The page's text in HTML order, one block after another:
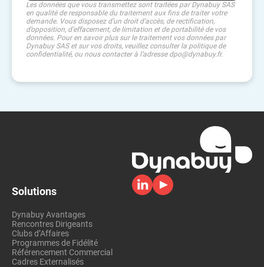
Les données que vous transmettez sont traitées par Dynabuy SAS
en qualité de responsable du traitement aux fins de traiter votre
demande. Vous disposez d’un droit d’accès, de rectification,
d’opposition, d’effacement, de limitation et de portabilité de vos
données. Pour en savoir plus sur le traitement vos données par
Dynabuy SAS et sur vos droits, veuillez consulter la politique de
confidentialité, ou nous contacter à l’adresse dpo@dynabuy.fr.
Solutions
Dynabuy Avantages
Rencontres Dirigeants
Clubs d’Affaires
Programmes de Fidélité
Référencement Commercial
Cadres Externalisés